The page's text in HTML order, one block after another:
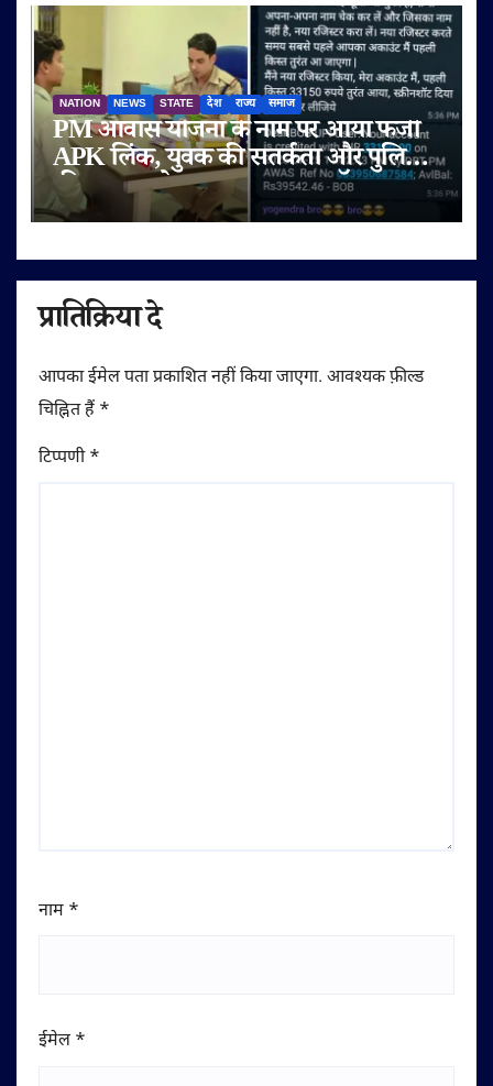
NATION NEWS STATE देश राज्य समाज
PM आवास योजना के नाम पर आया फर्जी
APK लिंक, युवक की सतर्कता और पुलिस
की तत्परता से टला बड़ा साइबर फ्रॉड
प्रातिक्रिया दे
आपका ईमेल पता प्रकाशित नहीं किया जाएगा. आवश्यक फ़ील्ड
चिह्नित हैं *
टिप्पणी*
नाम *
ईमेल *